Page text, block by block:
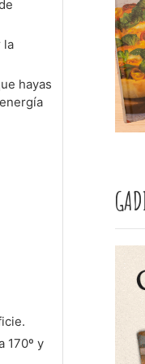
la
hayas
170º y